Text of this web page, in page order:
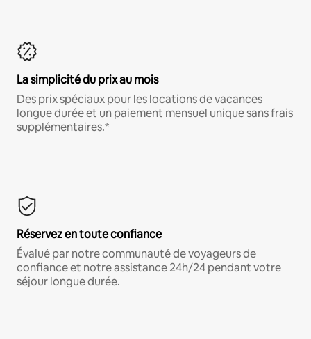
La simplicité du prix au mois
Des prix spéciaux pour les locations de vacances
longue durée et un paiement mensuel unique sans frais
supplémentaires.*
Réservez en toute confiance
Évalué par notre communauté de voyageurs de
confiance et notre assistance 24h/24 pendant votre
séjour longue durée.